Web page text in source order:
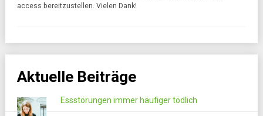
access bereitzustellen. Vielen Dank!
Aktuelle Beiträge
Essstörungen immer häufiger tödlich